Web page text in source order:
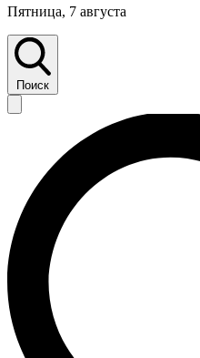
Пятница, 7 августа
Поиск